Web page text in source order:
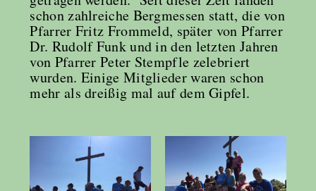
schon zahlreiche Bergmessen statt, die von
Pfarrer Fritz Frommeld, später von Pfarrer
Dr. Rudolf Funk und in den letzten Jahren
von Pfarrer Peter Stempfle zelebriert
wurden. Einige Mitglieder waren schon
mehr als dreißig mal auf dem Gipfel.